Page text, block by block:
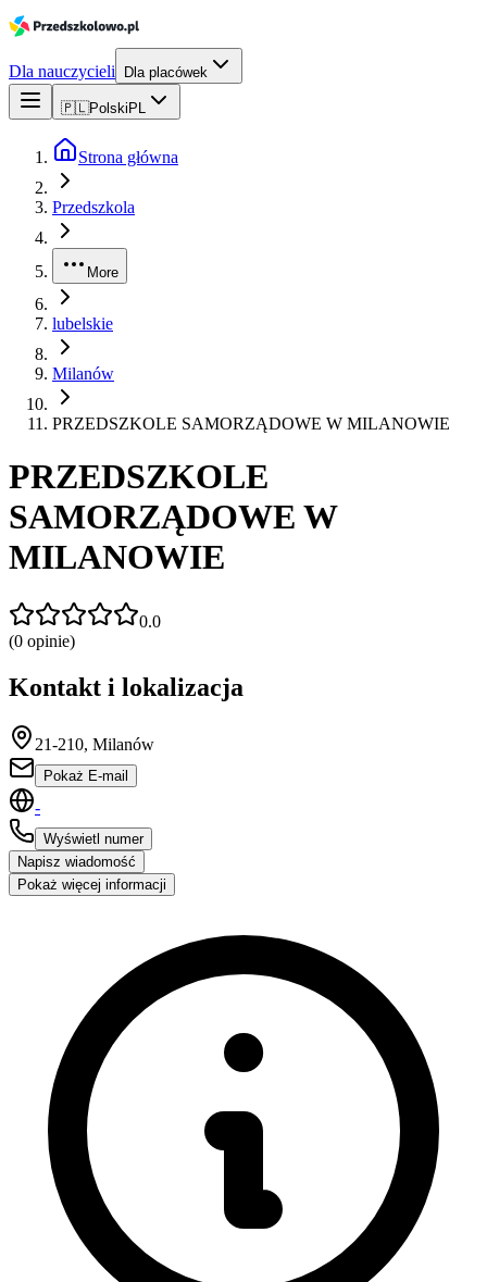
Dla nauczycieli Dla placówek
🇵🇱Polski PL
Strona główna
Przedszkola
More
lubelskie
Milanów
PRZEDSZKOLE SAMORZĄDOWE W MILANOWIE
PRZEDSZKOLE
SAMORZĄDOWE W
MILANOWIE
0.0
(0 opinie)
Kontakt i lokalizacja
21-210, Milanów
Pokaż E-mail
-
Wyświetl numer
Napisz wiadomość
Pokaż więcej informacji